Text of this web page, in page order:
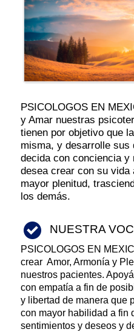
PSICOLOGOS EN
y Amar nuestras
tienen por objetivo que
misma, y desarrolle sus
decida con conciencia y
desea crear con su
mayor plenitud,
los demás.
NUESTRA
PSICOLOGOS EN
crear Amor, Armonía y
nuestros pacientes.
con empatía a fin de
y libertad de manera que
con mayor habilidad a fin
sentimientos y deseos y